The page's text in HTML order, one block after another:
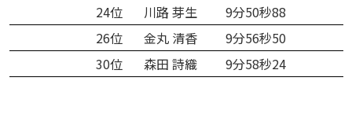
24位
川路 芽生
9分50秒88
26位
金丸 清香
9分56秒50
30位
森田 詩織 9分58秒24